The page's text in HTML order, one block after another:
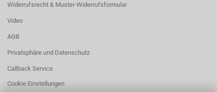
Widerrufsrecht & Muster-Widerrufsformular
Video
AGB
Privatsphäre und Datenschutz
Callback Service
Cookie Einstellungen